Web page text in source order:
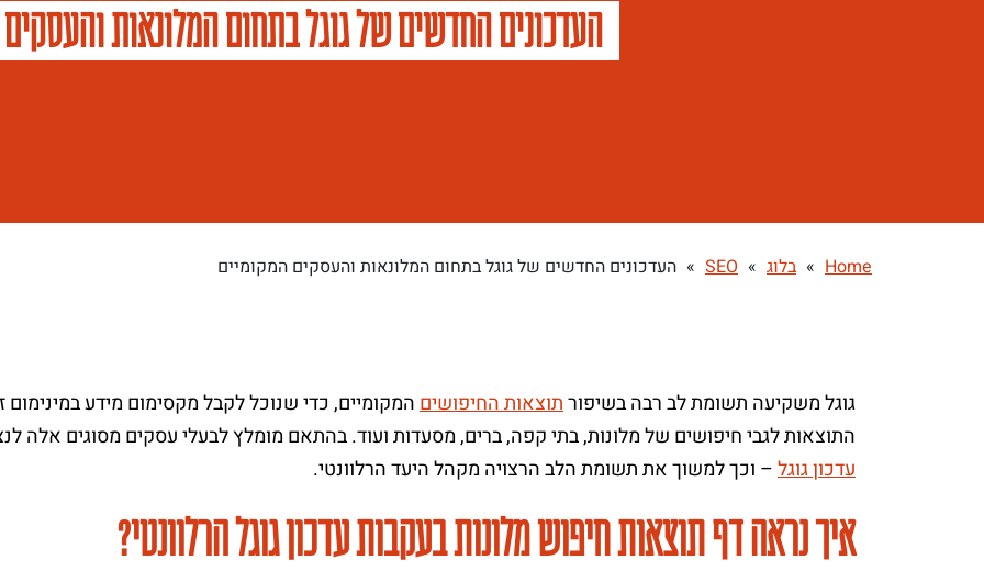
העדכונים החדשים של גוגל בתחום המלונאות
Home
» בלוג »
SEO
» העדכונים החדשים של גוגל בתחום המלונאות והעסקים המקומיים
גוגל משקיעה תשומת לב רבה בשיפורתוצאות החיפושיםהמקומיים, כדי שנוכל לקבל מקסימום מידע במינימום
התוצאות לגבי חיפושים של מלונות, בתי קפה, ברים, מסעדות ועוד. בהתאם מומלץ לבעלי עסקים מסוגים
עדכון גוגל– וכך למשוך את תשומת הלב הרצויה מקהל היעד הרלוונטי.
איך נראה דף תוצאות חיפוש מלונות בעקבות עדכון גוגל הרלוונטי?